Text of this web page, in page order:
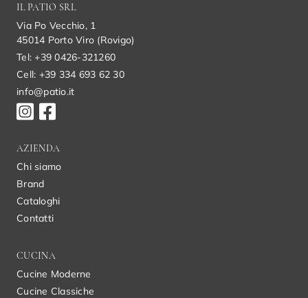
IL PATIO SRL
Via Po Vecchio, 1
45014 Porto Viro (Rovigo)
Tel: +39 0426-321260
Cell: +39 334 693 62 30
info@patio.it
AZIENDA
Chi siamo
Brand
Cataloghi
Contatti
CUCINA
Cucine Moderne
Cucine Classiche